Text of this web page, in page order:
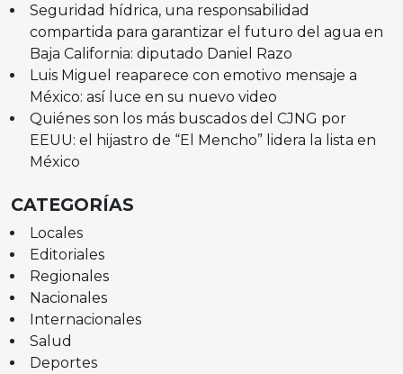
Seguridad hídrica, una responsabilidad
compartida para garantizar el futuro del agua en
Baja California: diputado Daniel Razo
Luis Miguel reaparece con emotivo mensaje a
México: así luce en su nuevo video
Quiénes son los más buscados del CJNG por
EEUU: el hijastro de “El Mencho” lidera la lista en
México
CATEGORÍAS
Locales
Editoriales
Regionales
Nacionales
Internacionales
Salud
Deportes